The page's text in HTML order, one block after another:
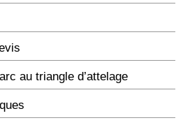
au triangle d’attelage